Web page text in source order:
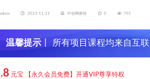
admin 2023-11-21 中创网教程 0 795
温馨提示 丨 所有项目课程均来自互
信，谨防上当受骗！
元宝 【永久会员免费】开通VIP尊享特权